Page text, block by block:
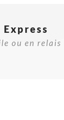
ou en relais